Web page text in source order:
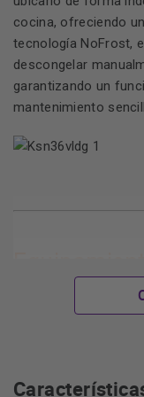
cocina, ofreciendo
tecnología NoFrost,
descongelar
garantizando un
mantenimiento
independiente